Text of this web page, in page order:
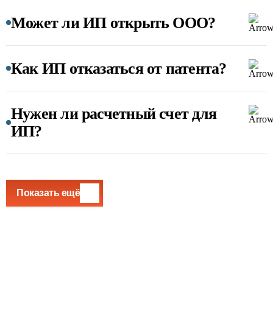
Может ли ИП открыть ООО?
Как ИП отказаться от патента?
Нужен ли расчетный счет для
ИП?
Показать ещё